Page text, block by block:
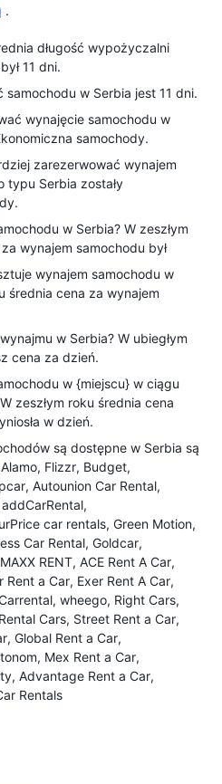
.
długość wypożyczalni
11 dni.
samochodu w Serbia jest 11 dni.
wynajęcie samochodu w
samochody.
zarezerwować wynajem
typu Serbia zostały
w Serbia? W zeszłym
wynajem samochodu był
wynajem samochodu w
średnia cena za wynajem
w Serbia? W ubiegłym
cena za dzień.
w {miejscu} w ciągu
zeszłym roku średnia cena
w dzień.
są dostępne w Serbia są
Alamo Flizzr Budget
Autounion Car Rental
addCarRental
car rentals Green Motion
Car Rental Goldcar
MAXX RENT ACE Rent A Car
Rent a Car Exer Rent A Car
wheego Right Cars
Cars Street Rent a Car
Global Rent a Car
Mex Rent a Car
Advantage Rent a Car
Rentals